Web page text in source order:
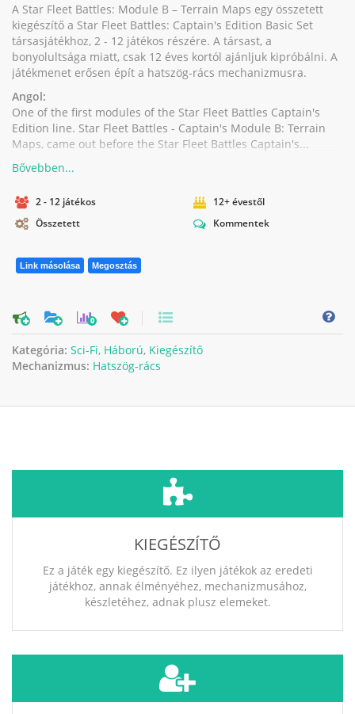
A Star Fleet Battles: Module B – Terrain Maps egy összetett
kiegészítő a Star Fleet Battles: Captain's Edition Basic Set
társasjátékhoz, 2 - 12 játékos részére. A társast, a
bonyolultsága miatt, csak 12 éves kortól ajánljuk kipróbálni. A
játékmenet erősen épít a hatszög-rács mechanizmusra.
Angol:
One of the first modules of the Star Fleet Battles Captain's
Edition line. Star Fleet Battles - Captain's Module B: Terrain
Maps, came out before the Star Fleet Battles Captain's...
2 - 12 játékos
12+ évestől
Összetett
Kommentek
Link másolása Megosztás
0
Kategória: Sci-Fi, Háború, Kiegészítő
Mechanizmus: Hatszög-rács
KIEGÉSZÍTŐ
Ez a játék egy kiegészítő. Ez ilyen játékok az eredeti
játékhoz, annak élményéhez, mechanizmusához,
készletéhez, adnak plusz elemeket.